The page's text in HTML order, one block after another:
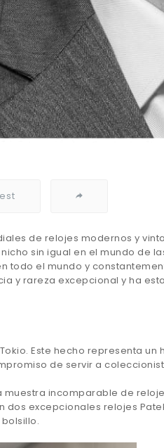
de relojes modernos y
sin igual en el mundo de
todo el mundo y
y rareza excepcional y ha
Este hecho representa un
de servir a
muestra incomparable de
dos excepcionales relojes